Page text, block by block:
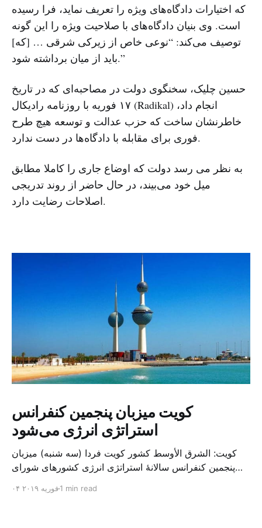
که اختیارات دادگاه‌های ویژه را تعریف نماید، فرا رسیده
است. وی بنیان دادگاه‌های با صلاحیت ویژه را این گونه
توصیف می‌کند: “نوعی خاص از زیرکی شرقی … [که]
باید از میان برداشته شود.”
حسین چلیک، سخنگوی دولت در مصاحبه‌ای که در تاریخ
۱۷ فوریه با روزنامه رادیکال (Radikal) انجام داد،
خاطرنشان ساخت که حزب عدالت و توسعه هیچ طرح
فوری برای مقابله با دادگاه‌ها در دست ندارد.
به نظر می رسد دولت که اوضاع جاری را کاملا مطابق
میل خود می‌بیند، در حال حاضر از روند تدریجی
اصلاحات رضایت دارد.
کویت میزبان پنجمین کنفرانس
استراتژی انرژی می‌شود
کویت: الشرق الأوسط کشور کویت فردا (سه شنبه) میزبان
پنجمین کنفرانس سالانهٔ استراتژی انرژی کشورهای شورای
متخصص از شرکت‌های جهانی نفت و گاز در این کنفرانس
۰۴ فوریه ۲۰۱۹1 min read